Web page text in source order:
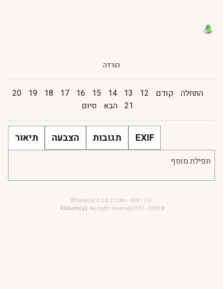
הורדה
התחלה קודם 12
13
14
15
16
17
18
19
20
21 הבא סיום
תיאור הצבעה תגובות EXIF
תפילת מוסף
RSGallery2 4.0.8.2.0 dev - SVN 1117
© 2005 - 2015
RSGallery2. All rights reserved.